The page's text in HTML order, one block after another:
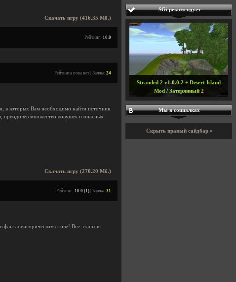
Скачать игру (416.35 Мб.)
Рейтинг: 10.0
Рейтинга пока нет | Баллы: 24
в которых Вам необходимо найти источник
преодолев множество ловушек и опасных
Скачать игру (270.20 Мб.)
Рейтинг: 10.0 (1) | Баллы: 31
стиле! Все этапы в
SGi рекомендует
Stranded 2 v1.0.0.2 + Desert Island
Mod / Затерянный 2
Мы в социалках
Скрыть правый сайдбар »